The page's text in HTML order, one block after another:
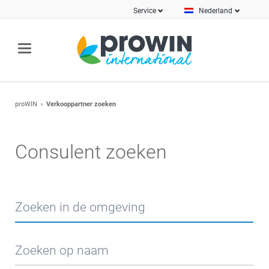
Nederland
Service
proWIN Verkooppartner zoeken
Consulent zoeken
Zoeken in de omgeving
Zoeken op naam